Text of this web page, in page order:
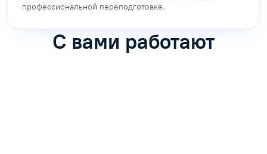
профессиональной переподготовке.
С вами работают